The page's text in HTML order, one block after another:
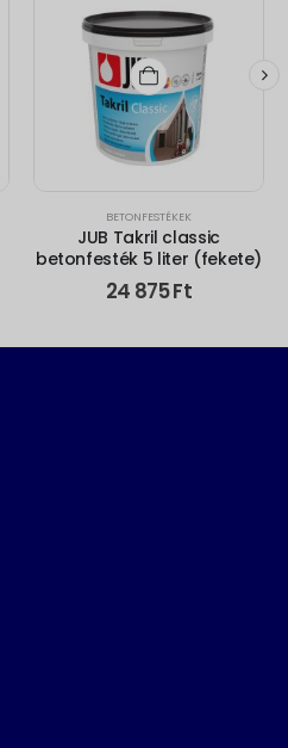
BETONFESTÉKEK
JUB Takril classic
betonfesték 5 liter (fekete)
24 875Ft